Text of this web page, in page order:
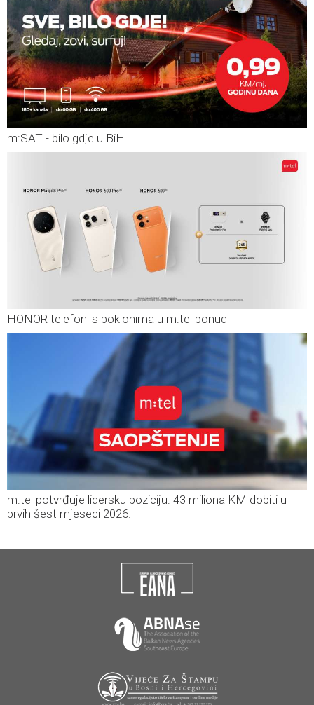
m:SAT - bilo gdje u BiH
HONOR telefoni s poklonima u m:tel ponudi
m:tel potvrđuje lidersku poziciju: 43 miliona KM dobiti u
prvih šest mjeseci 2026.